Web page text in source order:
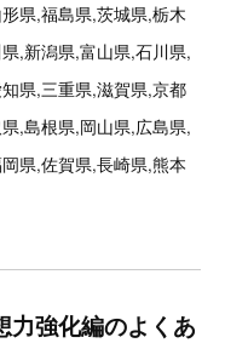
県,福島県,茨城県,栃木
,新潟県,富山県,石川県,
県,三重県,滋賀県,京都
,島根県,岡山県,広島県,
県,佐賀県,長崎県,熊本
力強化編のよくあ